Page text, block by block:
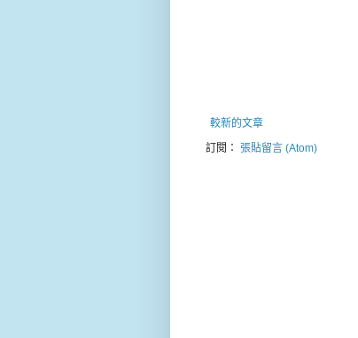
較新的文章
訂閱： 張貼留言 (Atom)